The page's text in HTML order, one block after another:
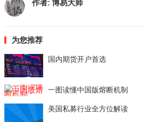
作者: 博易大师
为您推荐
国内期货开户首选
一图读懂中国版熔断机制
美国私募行业全方位解读